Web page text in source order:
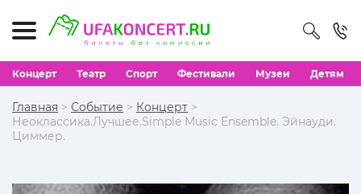
Концерт Театр Спорт Фестивали Музеи Детям
Главная > Событие > Концерт >
Неоклассика.Лучшее.Simple Music Ensemble. Эйнауди.
Циммер.